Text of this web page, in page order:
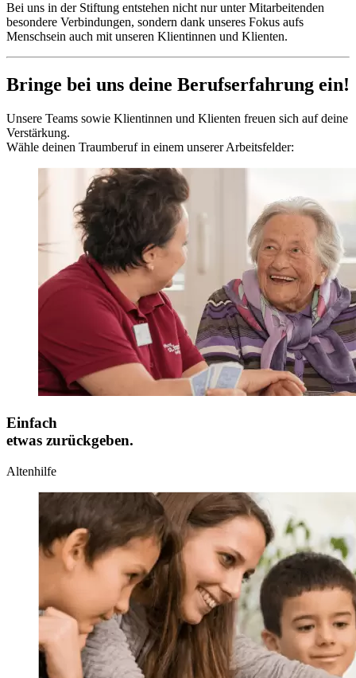
Bei uns in der Stiftung entstehen nicht nur unter Mitarbeitenden
besondere Verbindungen, sondern dank unseres Fokus aufs
Menschsein auch mit unseren Klientinnen und Klienten.
Bringe bei uns deine Berufserfahrung ein!
Unsere Teams sowie Klientinnen und Klienten freuen sich auf deine
Verstärkung.
Wähle deinen Traumberuf in einem unserer Arbeitsfelder:
Einfach
etwas zurückgeben.
Altenhilfe